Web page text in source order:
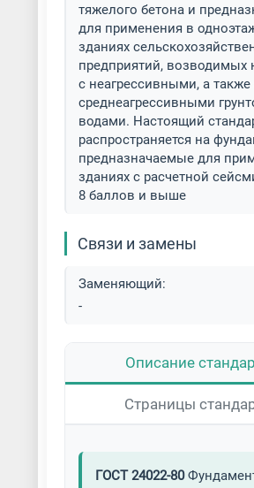
тяжелого бетона и
для применения в
зданиях
предприятий, возводимых
с неагрессивными, а также
среднеагрессивными
водами. Настоящий
распространяется на
предназначаемые для
зданиях с расчетной
8 баллов и выше
Связи и замены
Заменяющий:
-
Описание
Страницы
ГОСТ 24022-80